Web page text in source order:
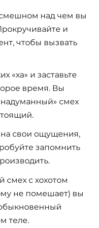
над чем вы
и
чтобы вызвать
«ха» и заставьте
время. Вы
смех
свои ощущения,
запомнить
смех с хохотом
не помешает) вы
теле.